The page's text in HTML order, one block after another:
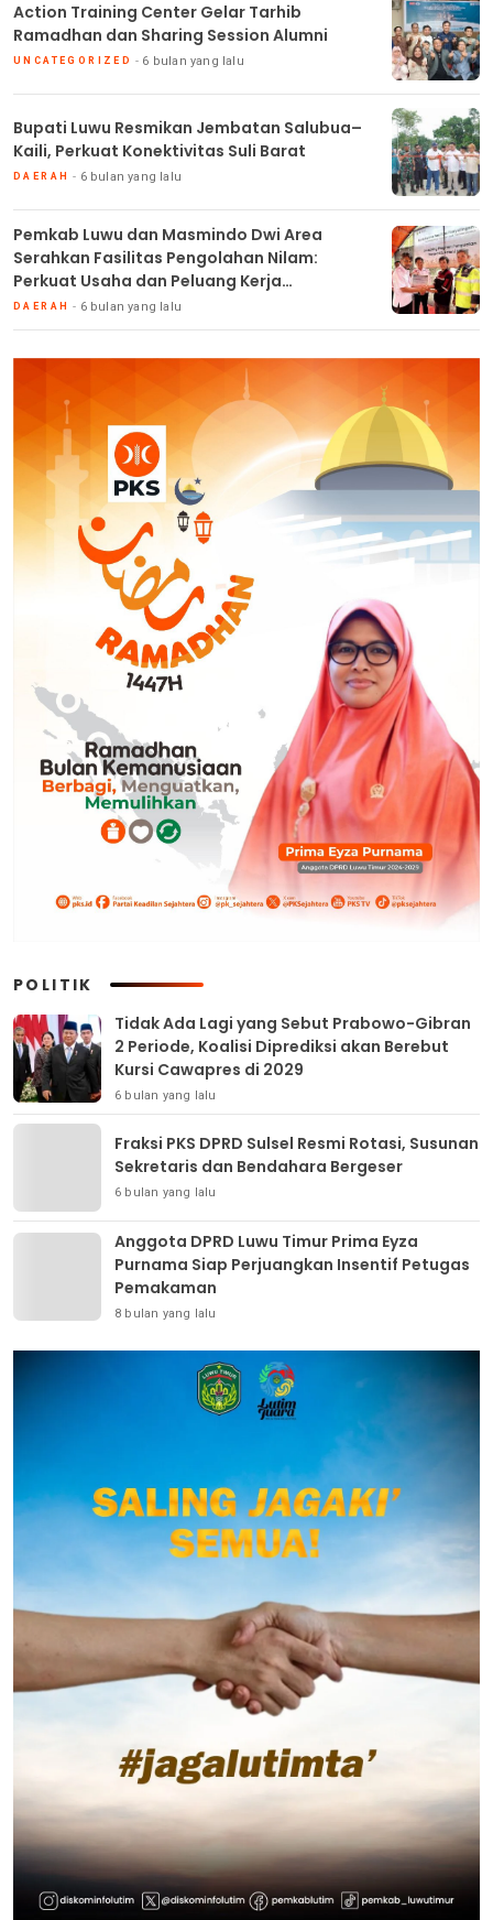
Action Training Center Gelar Tarhib
Ramadhan dan Sharing Session Alumni
UNCATEGORIZED 6 bulan yang lalu
Bupati Luwu Resmikan Jembatan Salubua–
Kaili, Perkuat Konektivitas Suli Barat
DAERAH 6 bulan yang lalu
Pemkab Luwu dan Masmindo Dwi Area
Serahkan Fasilitas Pengolahan Nilam:
Perkuat Usaha dan Peluang Kerja
Masyarakat
DAERAH 6 bulan yang lalu
POLITIK
Tidak Ada Lagi yang Sebut Prabowo-Gibran
2 Periode, Koalisi Diprediksi akan Berebut
Kursi Cawapres di 2029
6 bulan yang lalu
Fraksi PKS DPRD Sulsel Resmi Rotasi, Susunan
Sekretaris dan Bendahara Bergeser
6 bulan yang lalu
Anggota DPRD Luwu Timur Prima Eyza
Purnama Siap Perjuangkan Insentif Petugas
Pemakaman
8 bulan yang lalu